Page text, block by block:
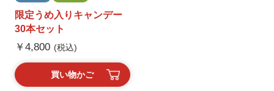
限定うめ入りキャンデー
30本セット
￥4,800 (税込)
買い物かご